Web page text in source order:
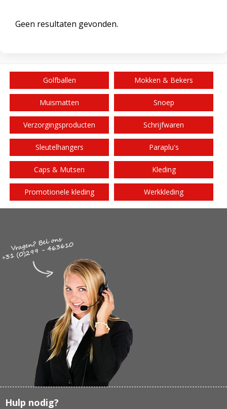
Geen resultaten gevonden.
Golfballen Mokken & Bekers
Muismatten Snoep
Verzorgingsproducten Schrijfwaren
Sleutelhangers Paraplu's
Caps & Mutsen Kleding
Promotionele kleding Werkkleding
Hulp nodig?